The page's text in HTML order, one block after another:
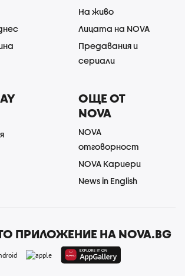
На живо
Лицата на NOVA
Предавания и
сериали
ОЩЕ ОТ
NOVA
NOVA
отговорност
NOVA Кариери
News in English
ПРИЛОЖЕНИЕ НА NOVA.BG